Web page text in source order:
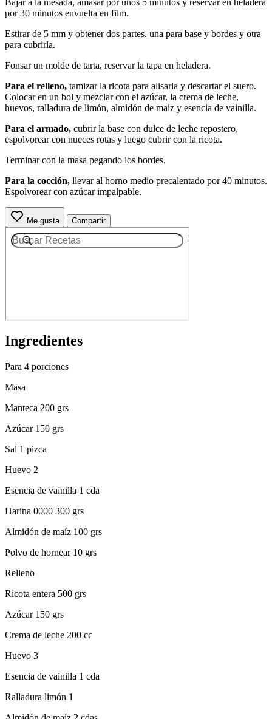
por 30 minutos envuelta en film.
Estirar de 5 mm y obtener dos partes, una para base y bordes y otra
para cubrirla.
Fonsar un molde de tarta, reservar la tapa en heladera.
Para el relleno, tamizar la ricota para alisarla y descartar el suero.
Colocar en un bol y mezclar con el azúcar, la crema de leche,
huevos, ralladura de limón, almidón de maiz y esencia de vainilla.
Para el armado, cubrir la base con dulce de leche repostero,
espolvorear con nueces rotas y luego cubrir con la ricota.
Terminar con la masa pegando los bordes.
Para la cocción, llevar al horno medio precalentado por 40 minutos.
Espolvorear con azúcar impalpable.
Me gusta Compartir
Ingredientes
Para 4 porciones
Masa
Manteca 200 grs
Azúcar 150 grs
Sal 1 pizca
Huevo 2
Esencia de vainilla 1 cda
Harina 0000 300 grs
Almidón de maíz 100 grs
Polvo de hornear 10 grs
Relleno
Ricota entera 500 grs
Azúcar 150 grs
Crema de leche 200 cc
Huevo 3
Esencia de vainilla 1 cda
Ralladura limón 1